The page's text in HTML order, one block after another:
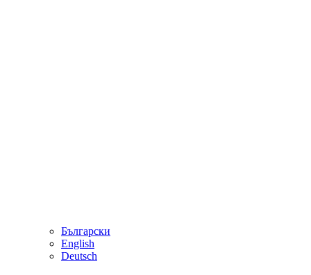
Български
English
Deutsch